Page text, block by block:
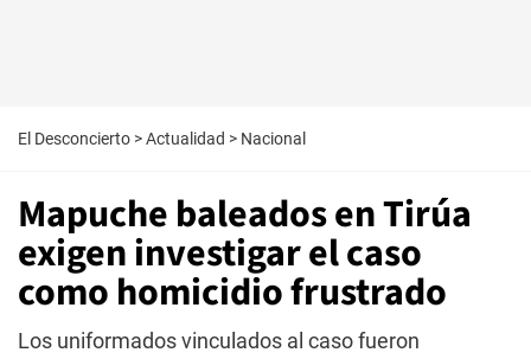
El Desconcierto >Actualidad > Nacional
Mapuche baleados en Tirúa
exigen investigar el caso
como homicidio frustrado
Los uniformados vinculados al caso fueron